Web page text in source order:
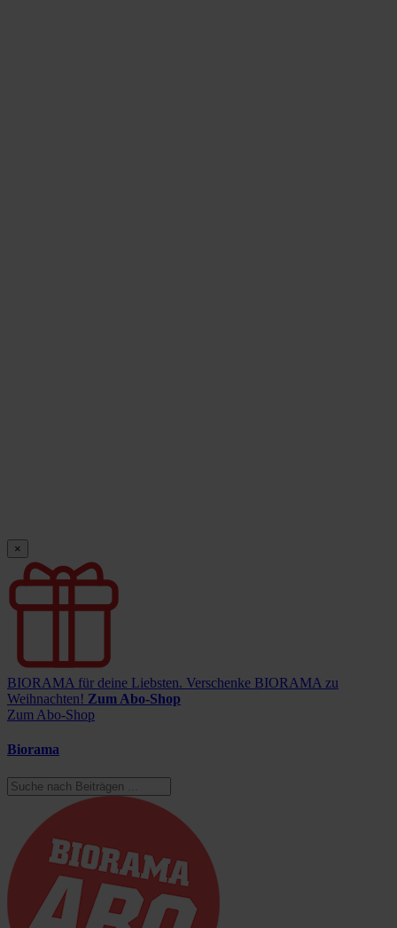
×
BIORAMA für deine Liebsten. Verschenke BIORAMA zu
Weihnachten! Zum Abo-Shop
Zum Abo-Shop
Biorama